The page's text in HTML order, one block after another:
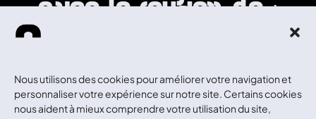
Nous utilisons des cookies pour améliorer votre navigation et
personnaliser votre expérience sur notre site. Certains cookies
nous aident à mieux comprendre votre utilisation du site,
Avec le soutien de :